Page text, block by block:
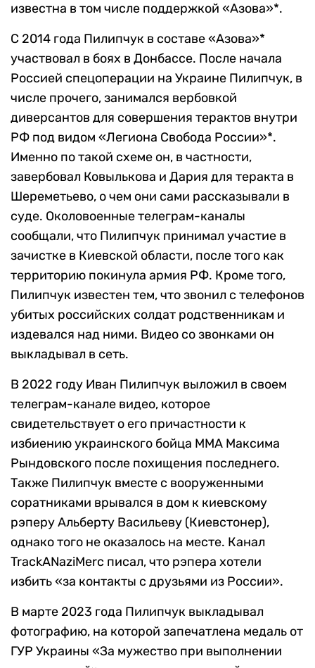
известна в том числе поддержкой «Азова»*.
С 2014 года Пилипчук в составе «Азова»*
участвовал в боях в Донбассе. После начала
Россией спецоперации на Украине Пилипчук, в
числе прочего, занимался вербовкой
диверсантов для совершения терактов внутри
РФ под видом «Легиона Свобода России»*.
Именно по такой схеме он, в частности,
завербовал Ковылькова и Дария для теракта в
Шереметьево, о чем они сами рассказывали в
суде. Околовоенные телеграм-каналы
сообщали, что Пилипчук принимал участие в
зачистке в Киевской области, после того как
территорию покинула армия РФ. Кроме того,
Пилипчук известен тем, что звонил с телефонов
убитых российских солдат родственникам и
издевался над ними. Видео со звонками он
выкладывал в сеть.
В 2022 году Иван Пилипчук выложил в своем
телеграм-канале видео, которое
свидетельствует о его причастности к
избиению украинского бойца ММА Максима
Рындовского после похищения последнего.
Также Пилипчук вместе с вооруженными
соратниками врывался в дом к киевскому
рэперу Альберту Васильеву (Киевстонер),
однако того не оказалось на месте. Канал
TrackANaziMerc писал, что рэпера хотели
избить «за контакты с друзьями из России».
В марте 2023 года Пилипчук выкладывал
фотографию, на которой запечатлена медаль от
ГУР Украины «За мужество при выполнении